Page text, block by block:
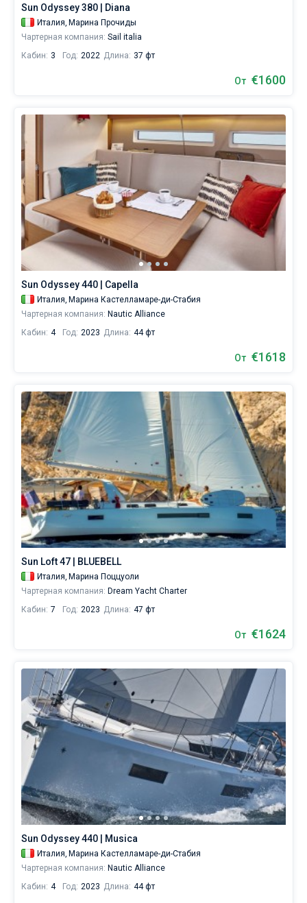
Неаполе
1280€,
для
для
яхтсменов,
которые
представляют
себе
жизни
без
паруса.
регионы
для
яхтинга:
Прочида,
Кастелламмаре-
ди-
Sun Odyssey 380 | Diana
Италия, Марина Прочиды
Чартерная компания: Sail italia
Кабин: 3 Год: 2022 Длина: 37 фт
От €1600
Sun Odyssey 440 | Capella
Италия, Марина Кастелламаре-ди-Стабия
Чартерная компания: Nautic Alliance
Кабин: 4 Год: 2023 Длина: 44 фт
От €1618
Sun Loft 47 | BLUEBELL
Италия, Марина Поццуоли
Чартерная компания: Dream Yacht Charter
Кабин: 7 Год: 2023 Длина: 47 фт
От €1624
Sun Odyssey 440 | Musica
Италия, Марина Кастелламаре-ди-Стабия
Чартерная компания: Nautic Alliance
Кабин: 4 Год: 2023 Длина: 44 фт